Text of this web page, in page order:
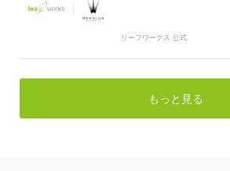
リーフワークス 公式
もっと見る